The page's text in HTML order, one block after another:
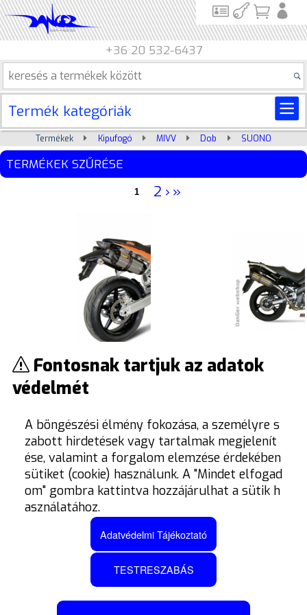
+36 20 532-6437
Termék kategóriák
Termékek Kipufogó MIVV Dob SUONO
TERMÉKEK SZŰRÉSE
2 › »
SUONO 2008 dual slip-on
kipufogódob, 990 Superduke
06-09
513 179Ft
404 078Ft+Áfa
109 101 Ft
SUONO 2008 dual slip-on
kipufogódob, DL 1000 V-strom
513 179Ft
404 078Ft+Áfa
109 101
slip-on kipufogódob, 990
kipufogódob, 640 LC4
Fontosnak tartjuk az adatok
védelmét
A böngészési élmény fokozása, a személyre s
zabott hirdetések vagy tartalmak megjelenít
ése, valamint a forgalom elemzése érdekében
sütiket (cookie) használunk. A "Mindet elfogad
om" gombra kattintva hozzájárulhat a sütik h
asználatához.
Adatvédelmi Tájékoztató
TESTRESZABÁS